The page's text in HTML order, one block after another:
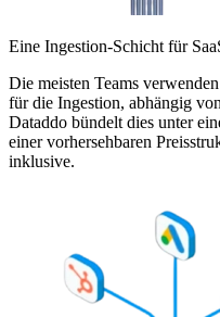
Eine Ingestion-Schicht für
Die meisten Teams
für die Ingestion, abhängig
Dataddo bündelt dies unter
einer vorhersehbaren
inklusive.